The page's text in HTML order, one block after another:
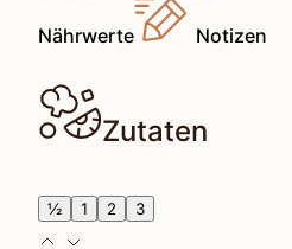
Nährwerte Notizen
Zutaten
½ 1 2 3